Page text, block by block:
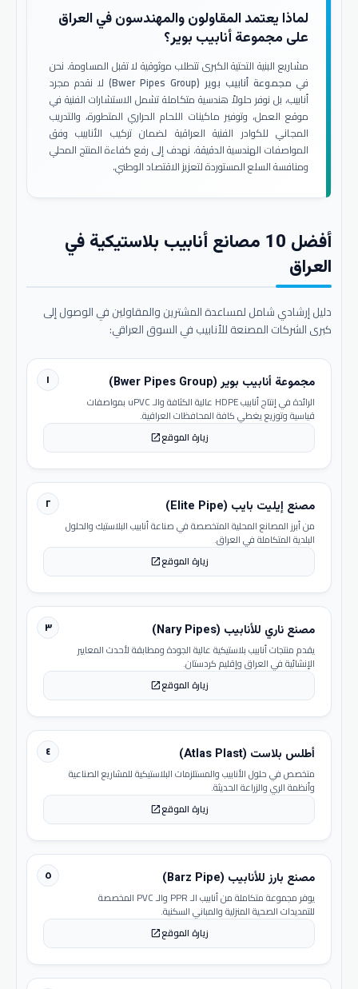
لماذا يعتمد المقاولون والمهندسون في العراق
على مجموعة أنابيب بوير؟
مشاريع البنية التحتية الكبرى تتطلب موثوقية لا تقبل المساومة. نحن
في مجموعة أنابيب بوير (Bwer Pipes Group)
لا نقدم مجرد
أنابيب، بل نوفر حلولاً هندسية متكاملة تشمل الاستشارات الفنية في
موقع العمل، وتوفير ماكينات اللحام الحراري المتطورة، والتدريب
المجاني للكوادر الفنية العراقية لضمان تركيب الأنابيب وفق
المواصفات الهندسية الدقيقة. نهدف إلى رفع كفاءة المنتج المحلي
ومنافسة السلع المستوردة لتعزيز الاقتصاد الوطني.
أفضل 10 مصانع أنابيب بلاستيكية في
العراق
دليل إرشادي شامل لمساعدة المشترين والمقاولين في الوصول إلى
كبرى الشركات المصنعة للأنابيب في السوق العراقي:
١ مجموعة أنابيب بوير (Bwer Pipes Group)
الرائدة في إنتاج أنابيب HDPE عالية الكثافة والـ uPVC بمواصفات
قياسية وتوزيع يغطي كافة المحافظات العراقية.
زيارة الموقعopen_in_new
٢ مصنع إيليت بايب (Elite Pipe)
من أبرز المصانع المحلية المتخصصة في صناعة أنابيب البلاستيك والحلول
البلدية المتكاملة في العراق.
زيارة الموقعopen_in_new
٣ مصنع ناري للأنابيب (Nary Pipes)
يقدم منتجات أنابيب بلاستيكية عالية الجودة ومطابقة لأحدث المعايير
الإنشائية في العراق وإقليم كردستان.
زيارة الموقعopen_in_new
٤ أطلس بلاست (Atlas Plast)
متخصص في حلول الأنابيب والمستلزمات البلاستيكية للمشاريع الصناعية
وأنظمة الري والزراعة الحديثة.
زيارة الموقعopen_in_new
٥ مصنع بارز للأنابيب (Barz Pipe)
يوفر مجموعة متكاملة من أنابيب الـ PPR والـ PVC المخصصة
للتمديدات الصحية المنزلية والمباني السكنية.
زيارة الموقعopen_in_new